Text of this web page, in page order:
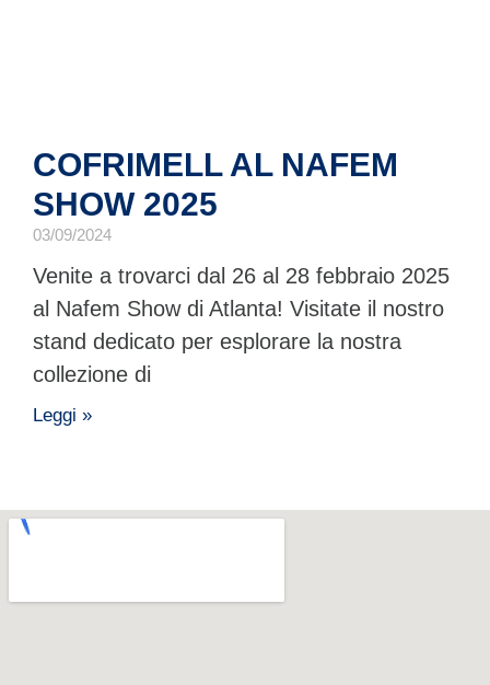
COFRIMELL AL NAFEM
SHOW 2025
03/09/2024
Venite a trovarci dal 26 al 28 febbraio 2025
al Nafem Show di Atlanta! Visitate il nostro
stand dedicato per esplorare la nostra
collezione di
Leggi »